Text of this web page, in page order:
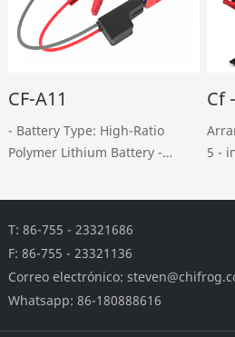
CF-A11
- Battery Type: High-Ratio
Polymer Lithium Battery -
JumpStarter Peak Current:
18L/min - USB-A Output1: 5V
2.4A - Type-C Input: ……
Cf
5 -
|
T: 86-755 - 23321686
F: 86-755 - 23321136
Correo electrónico:
Whatsapp: 86-180888616